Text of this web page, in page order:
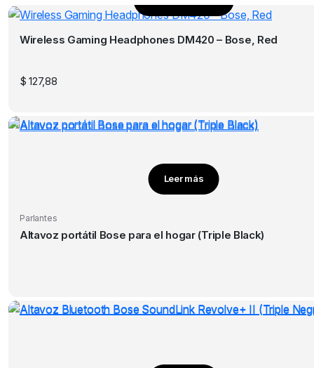
Wireless Gaming Headphones DM420 – Bose, Red
$ 127,88
Leer más
Parlantes
Altavoz portátil Bose para el hogar (Triple Black)